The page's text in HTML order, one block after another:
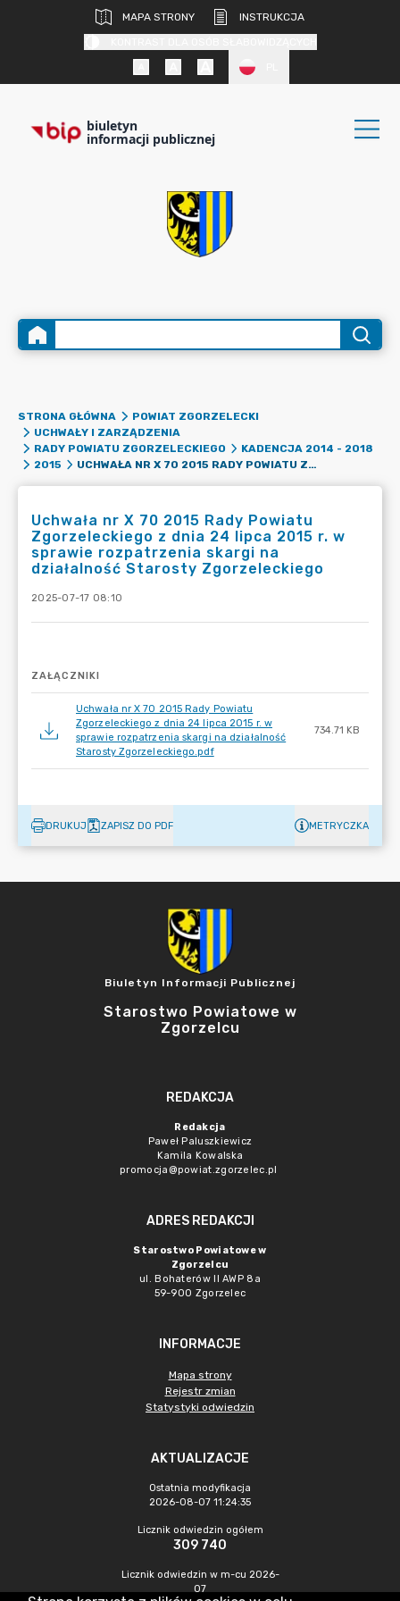
MAPA STRONY
INSTRUKCJA
biuletyn
informacji publicznej
STRONA GŁÓWNA
POWIAT ZGORZELECKI
UCHWAŁY I ZARZĄDZENIA
RADY POWIATU ZGORZELECKIEGO
KADENCJA 2014 - 2018
2015
UCHWAŁA NR X 70 2015 RADY POWIATU ZGORZELECKIEGO Z DNIA 24 LIPCA 2015 R. W SPRAWIE ROZPATRZENIA SKARGI NA DZIAŁALNOŚĆ STAROSTY ZGORZELECKIEGO
Uchwała nr X 70 2015 Rady Powiatu
Zgorzeleckiego z dnia 24 lipca 2015 r. w
sprawie rozpatrzenia skargi na
działalność Starosty Zgorzeleckiego
2025-07-17 08:10
ZAŁĄCZNIKI
Uchwała nr X 70 2015 Rady Powiatu
Zgorzeleckiego z dnia 24 lipca 2015 r. w
sprawie rozpatrzenia skargi na działalność
Starosty Zgorzeleckiego.pdf
734.71 KB
DRUKUJ ZAPISZ DO PDF METRYCZKA
Biuletyn Informacji Publicznej
Starostwo Powiatowe w
Zgorzelcu
REDAKCJA
Redakcja
Paweł Paluszkiewicz
Kamila Kowalska
promocja@powiat.zgorzelec.pl
ADRES REDAKCJI
Starostwo Powiatowe w
Zgorzelcu
ul. Bohaterów II AWP 8a
59-900 Zgorzelec
INFORMACJE
Mapa strony
Rejestr zmian
Statystyki odwiedzin
AKTUALIZACJE
Ostatnia modyfikacja
2026-08-07 11:24:35
Licznik odwiedzin ogółem
309 740
Licznik odwiedzin w m-cu 2026-
07